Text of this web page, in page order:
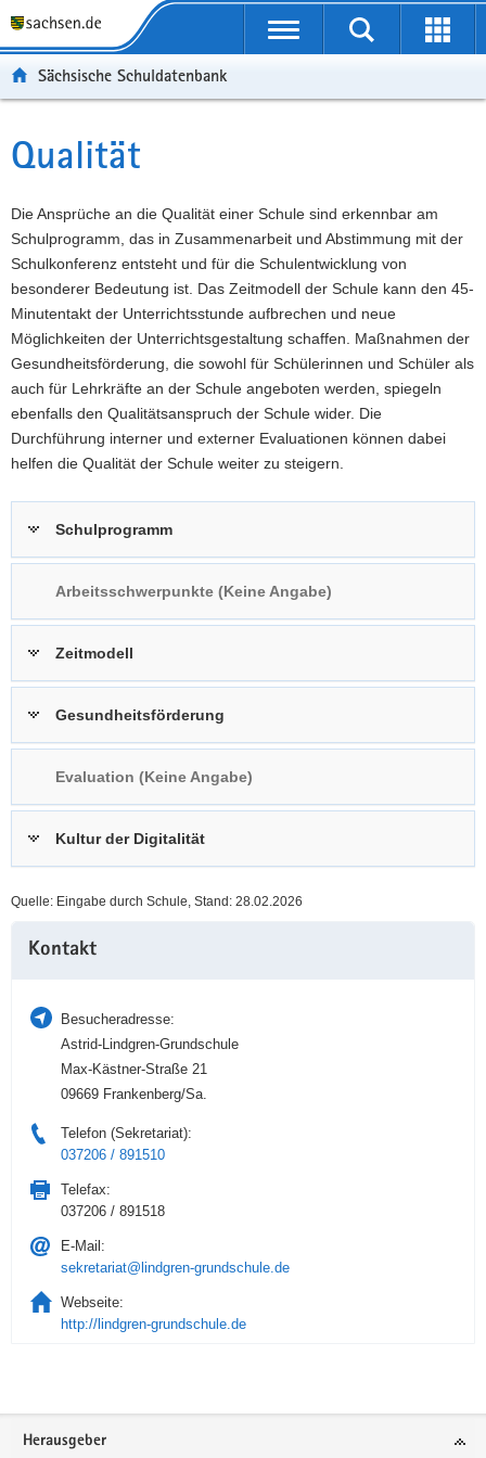
t
ü
e
r
g
r
e
i
f
e
n
d
e
i
o
n
r
l
a
v
i
g
a
t
i
o
n
a
t
n
h
a
l
t
W
t
r
e
I
n
f
o
r
m
a
t
i
r
i
c
e
Portalübergreifende
Suche
Sächsische Schuldatenbank
Hauptinhalt
Qualität
Die Ansprüche an die Qualität einer Schule sind erkennbar am
Schulprogramm, das in Zusammenarbeit und Abstimmung mit der
Schulkonferenz entsteht und für die Schulentwicklung von
besonderer Bedeutung ist. Das Zeitmodell der Schule kann den 45-
Minutentakt der Unterrichtsstunde aufbrechen und neue
Möglichkeiten der Unterrichtsgestaltung schaffen. Maßnahmen der
Gesundheitsförderung, die sowohl für Schülerinnen und Schüler als
auch für Lehrkräfte an der Schule angeboten werden, spiegeln
ebenfalls den Qualitätsanspruch der Schule wider. Die
Durchführung interner und externer Evaluationen können dabei
helfen die Qualität der Schule weiter zu steigern.
Schulprogramm
Arbeitsschwerpunkte (Keine Angabe)
Zeitmodell
Gesundheitsförderung
Evaluation (Keine Angabe)
Kultur der Digitalität
Quelle: Eingabe durch Schule, Stand: 28.02.2026
Information
Kontakt
Besucheradresse:
Astrid-Lindgren-Grundschule
Max-Kästner-Straße 21
09669 Frankenberg/Sa.
Telefon (Sekretariat):
037206 / 891510
Telefax:
037206 / 891518
E-Mail:
sekretariat@lindgren-grundschule.de
Webseite:
http://lindgren-grundschule.de
Service
Herausgeber